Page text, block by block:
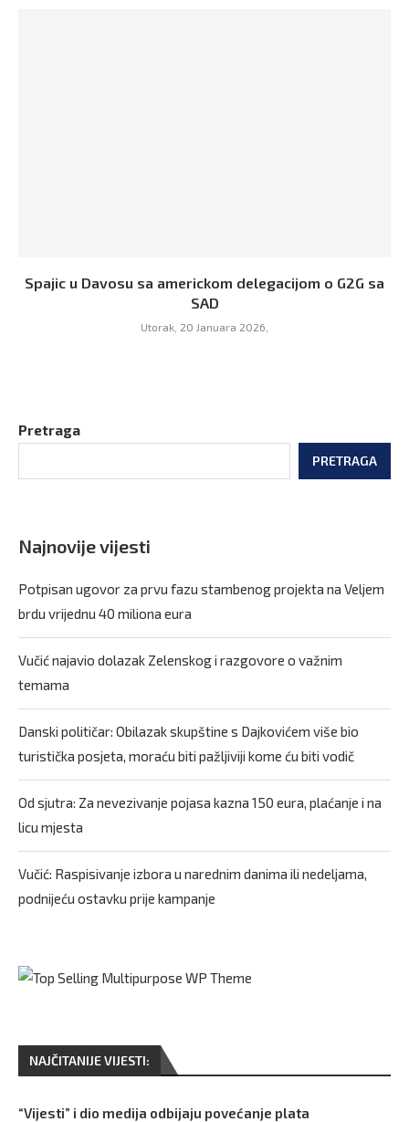
Spajic u Davosu sa americkom delegacijom o G2G sa
SAD
Utorak, 20 Januara 2026,
Pretraga
PRETRAGA
Najnovije vijesti
Potpisan ugovor za prvu fazu stambenog projekta na Veljem
brdu vrijednu 40 miliona eura
Vučić najavio dolazak Zelenskog i razgovore o važnim
temama
Danski političar: Obilazak skupštine s Dajkovićem više bio
turistička posjeta, moraću biti pažljiviji kome ću biti vodič
Od sjutra: Za nevezivanje pojasa kazna 150 eura, plaćanje i na
licu mjesta
Vučić: Raspisivanje izbora u narednim danima ili nedeljama,
podnijeću ostavku prije kampanje
NAJČITANIJE VIJESTI:
“Vijesti” i dio medija odbijaju povećanje plata